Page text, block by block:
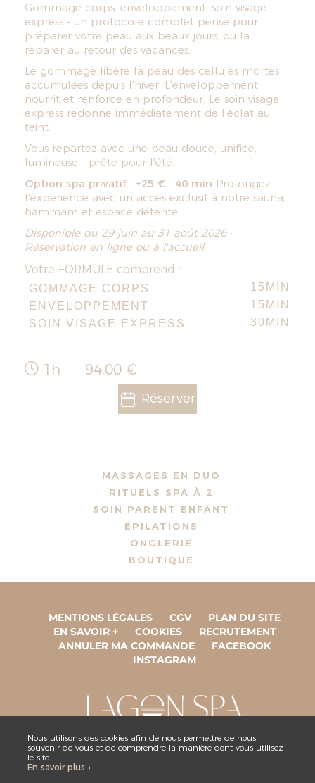
Nous utilisons des cookies afin de nous permettre de nous
souvenir de vous et de comprendre la manière dont vous utilisez
le site.
En savoir plus ›
Gommage corps, enveloppement, soin visage
express - un protocole complet pensé pour
préparer votre peau aux beaux jours, ou la
réparer au retour des vacances.
Le gommage libère la peau des cellules mortes
accumulées depuis l'hiver. L'enveloppement
nourrit et renforce en profondeur. Le soin visage
express redonne immédiatement de l'éclat au
teint.
Vous repartez avec une peau douce, unifiée,
lumineuse - prête pour l'été.
Option spa privatif · +25 € · 40 min Prolongez
l'expérience avec un accès exclusif à notre sauna,
hammam et espace détente.
Disponible du 29 juin au 31 août 2026 ·
Réservation en ligne ou à l'accueil
Votre FORMULE comprend :
GOMMAGE CORPS
15MIN
ENVELOPPEMENT
15MIN
SOIN VISAGE EXPRESS
30MIN
1h 94,00 €
Réserver
MASSAGES EN DUO
RITUELS SPA À 2
SOIN PARENT ENFANT
ÉPILATIONS
ONGLERIE
BOUTIQUE
MENTIONS LÉGALES CGV
PLAN DU SITE
EN SAVOIR +
COOKIES
RECRUTEMENT
ANNULER MA COMMANDE
FACEBOOK
INSTAGRAM
ESPACE COLLABORATEUR